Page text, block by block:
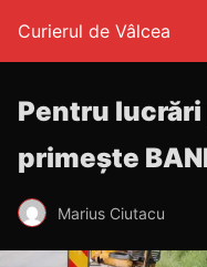
Curierul de Vâlcea
Pentru lucrări
primește
Marius Ciutacu